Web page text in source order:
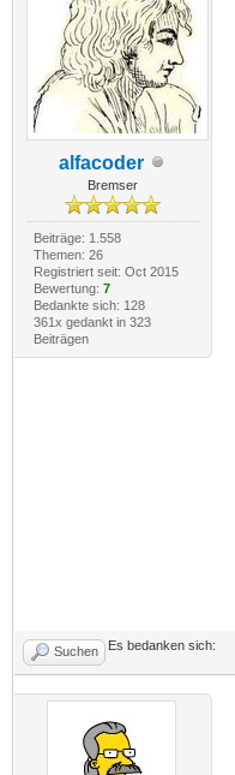
alfacoder
Bremser
Beiträge: 1.558
Themen: 26
Registriert seit: Oct 2015
Bewertung: 7
Bedankte sich: 128
361x gedankt in 323
Beiträgen
Suchen Es bedanken sich: